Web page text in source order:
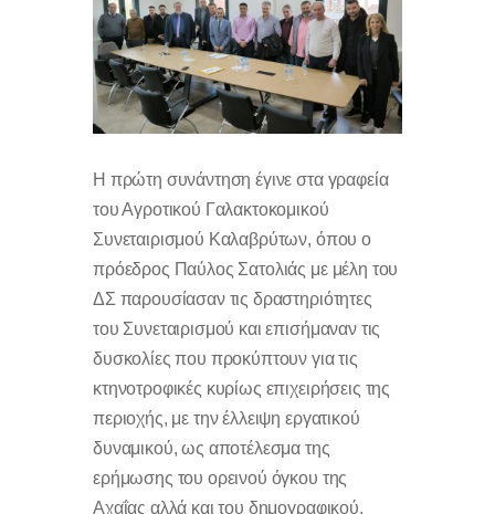
Η πρώτη συνάντηση έγινε στα γραφεία
του Αγροτικού Γαλακτοκομικού
Συνεταιρισμού Καλαβρύτων, όπου ο
πρόεδρος Παύλος Σατολιάς με μέλη του
ΔΣ παρουσίασαν τις δραστηριότητες
του Συνεταιρισμού και επισήμαναν τις
δυσκολίες που προκύπτουν για τις
κτηνοτροφικές κυρίως επιχειρήσεις της
περιοχής, με την έλλειψη εργατικού
δυναμικού, ως αποτέλεσμα της
ερήμωσης του ορεινού όγκου της
Αχαΐας αλλά και του δημογραφικού.